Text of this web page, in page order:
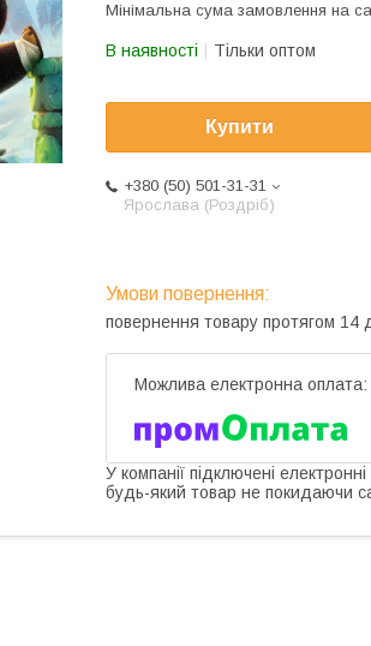
Мінімальна сума замовлення на
В наявності Тільки оптом
Купити
+380 (50) 501-31-31
Ярослава (Роздріб)
повернення товару протягом 14
У компанії підключені
будь-який товар не покидаючи